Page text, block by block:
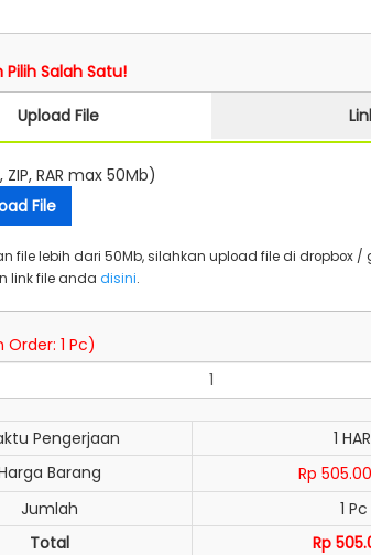
Pilih Salah Satu!
Upload File
ZIP, RAR max 50Mb)
File
file lebih dari 50Mb, silahkan upload file di dropbox /
link file anda disini.
Order: 1 Pc)
Pengerjaan
1
Barang
Rp
Jumlah
1 Pc
Total
Rp